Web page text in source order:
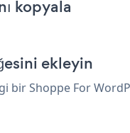
kopyala
ekleyin
Shoppe For